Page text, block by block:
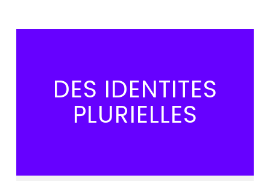
DES IDENTITES
PLURIELLES